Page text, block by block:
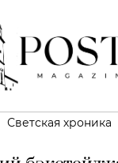
Светская хроника